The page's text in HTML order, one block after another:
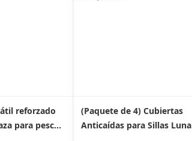
reforzado
para pesca
(Paquete de 4) Cubiertas
Anticaídas para Sillas Luna